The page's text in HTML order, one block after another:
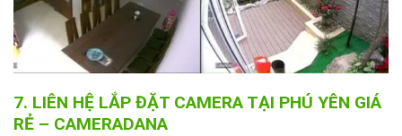
7. LIÊN HỆ LẮP ĐẶT CAMERA TẠI PHÚ YÊN GIÁ
RẺ – CAMERADANA